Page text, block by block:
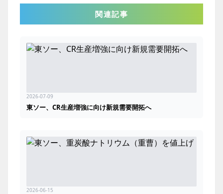
関連記事
2026-07-09
東ソー、CR生産増強に向け新規需要開拓へ
2026-06-15